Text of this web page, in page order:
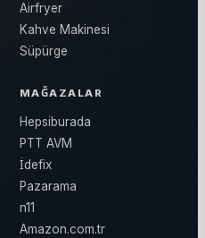
Airfryer
Kahve Makinesi
Süpürge
MAĞAZALAR
Hepsiburada
PTT AVM
İdefix
Pazarama
n11
Amazon.com.tr